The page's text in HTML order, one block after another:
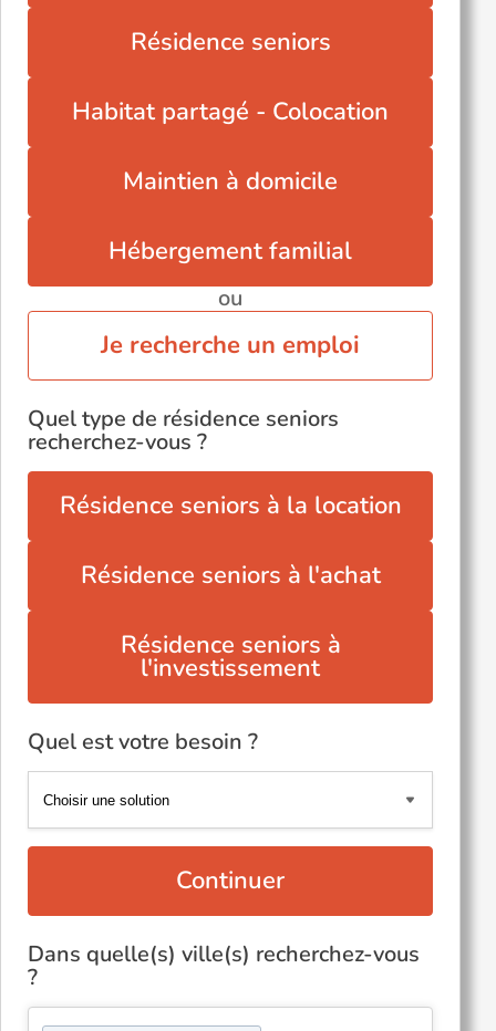
Résidence seniors
Habitat partagé - Colocation
Maintien à domicile
Hébergement familial
ou
Je recherche un emploi
Quel type de résidence seniors
recherchez-vous ?
Résidence seniors à la location
Résidence seniors à l'achat
Résidence seniors à
l'investissement
Quel est votre besoin ?
Continuer
Dans quelle(s) ville(s) recherchez-vous
?